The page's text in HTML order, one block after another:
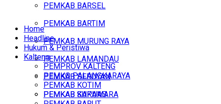
PEMKAB BARSEL
PEMKAB BARTIM
PEMKAB MURUNG RAYA
PEMKAB LAMANDAU
PEMKAB SERUYAN
PEMKAB SUKAMARA
Home
Headline
Hukum & Peristiwa
Kalteng
PEMPROV KALTENG
PEMKO PALANGKARAYA
PEMKAB KOTIM
PEMKAB KAPUAS